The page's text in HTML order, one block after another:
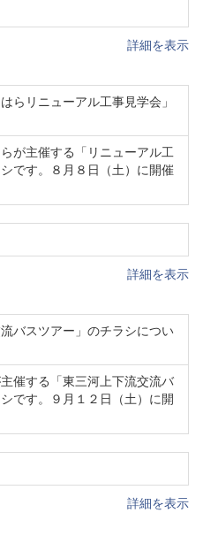
詳細を表示
らリニューアル工事見学会」
が主催する「リニューアル工
です。８月８日（土）に開催
詳細を表示
流バスツアー」のチラシについ
催する「東三河上下流交流バ
です。９月１２日（土）に開
詳細を表示